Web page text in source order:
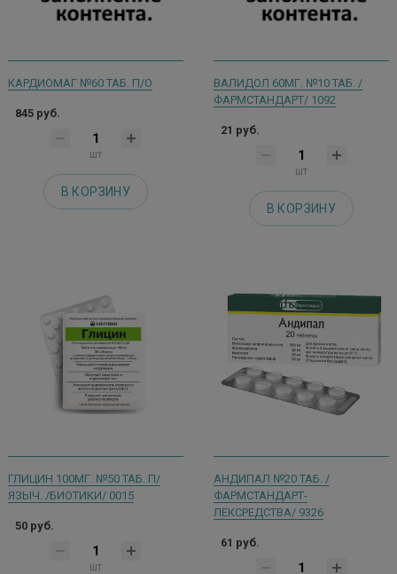
КАРДИОМАГ №60 ТАБ. П/О
845 руб.
шт
В КОРЗИНУ
ВАЛИДОЛ 60МГ. №10 ТАБ. /
ФАРМСТАНДАРТ/ 1092
21 руб.
шт
В КОРЗИНУ
ГЛИЦИН 100МГ. №50 ТАБ. П/
ЯЗЫЧ. /БИОТИКИ/ 0015
50 руб.
шт
АНДИПАЛ №20 ТАБ. /
ФАРМСТАНДАРТ-
ЛЕКСРЕДСТВА/ 9326
61 руб.